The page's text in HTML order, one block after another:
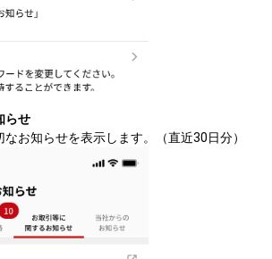
らせ
お知らせを表示します。（直近30日分）